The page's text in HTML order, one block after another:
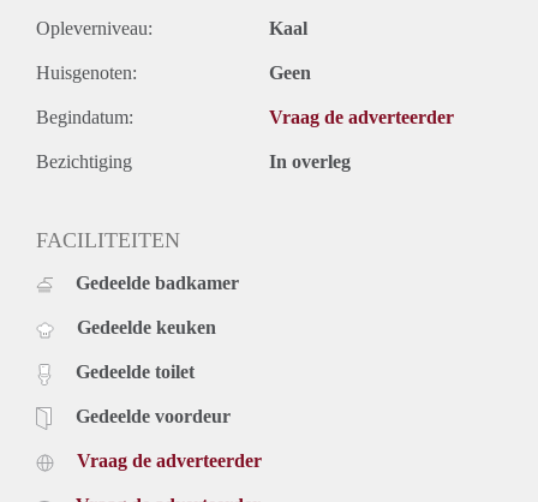
Opleverniveau: Kaal
Huisgenoten: Geen
Begindatum: Vraag de adverteerder
Bezichtiging In overleg
FACILITEITEN
Gedeelde badkamer
Gedeelde keuken
Gedeelde toilet
Gedeelde voordeur
Vraag de adverteerder